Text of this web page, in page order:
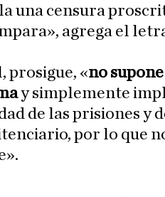
una censura
agrega el
prosigue, «no supone
y simplemente
de las prisiones y
por lo que